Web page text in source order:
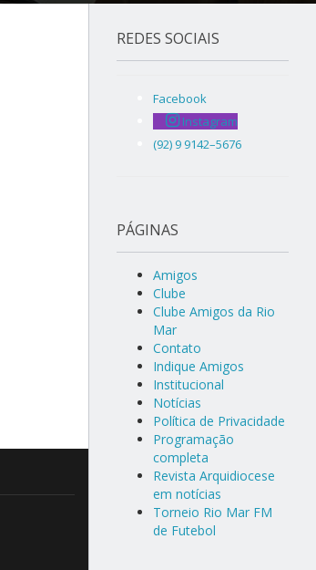
REDES SOCIAIS
Facebook
Instagram
(92) 9 9142–5676
PÁGINAS
Amigos
Clube
Clube Amigos da Rio
Mar
Contato
Indique Amigos
Institucional
Notícias
Política de Privacidade
Programação
completa
Revista Arquidiocese
em notícias
Torneio Rio Mar FM
de Futebol